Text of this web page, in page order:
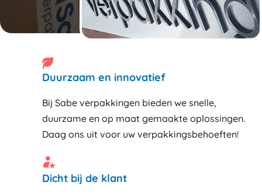
Duurzaam en innovatief
Bij Sabe verpakkingen bieden we snelle,
duurzame en op maat gemaakte oplossingen.
Daag ons uit voor uw verpakkingsbehoeften!
Dicht bij de klant